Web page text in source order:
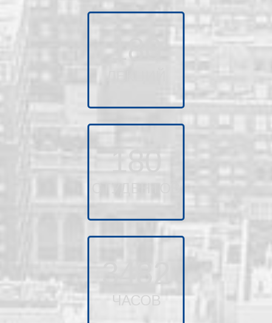
180
180
ЧАСОВ